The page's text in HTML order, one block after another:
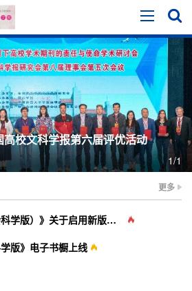
校文科学报第六届评优活动
1/1
更多
《重庆大学学报（社会科学版）》关于启用新版投审稿系统的通知
版》电子书橱上线